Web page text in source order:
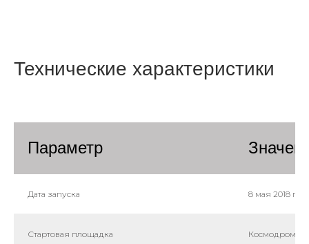
Технические характеристики
Параметр
Дата запуска 8 мая 2018 г.
Стартовая площадка Космодром